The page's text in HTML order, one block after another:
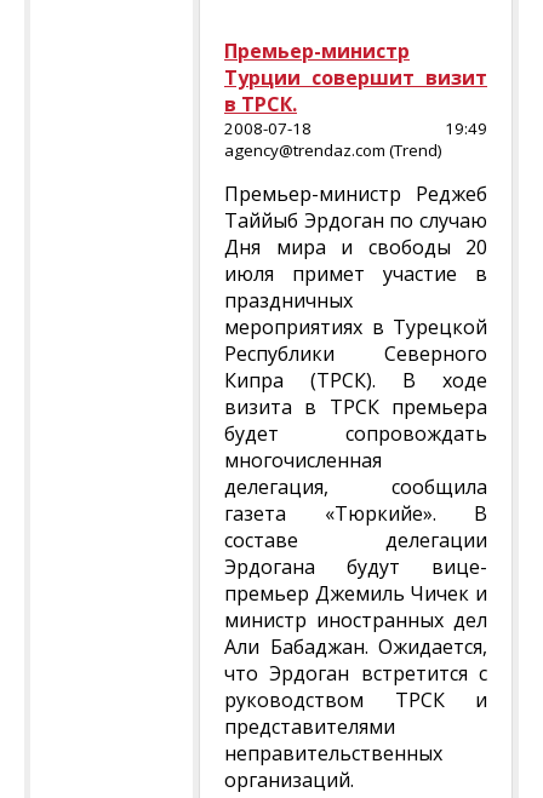
Премьер-министр
Турции совершит визит
в ТРСК.
2008-07-18 19:49
agency@trendaz.com (Trend)
Премьер-министр Реджеб
Таййыб Эрдоган по случаю
Дня мира и свободы 20
июля примет участие в
праздничных
мероприятиях в Турецкой
Республики Северного
Кипра (ТРСК). В ходе
визита в ТРСК премьера
будет сопровождать
многочисленная
делегация, сообщила
газета «Тюркийе». В
составе делегации
Эрдогана будут вице-
премьер Джемиль Чичек и
министр иностранных дел
Али Бабаджан. Ожидается,
что Эрдоган встретится с
руководством ТРСК и
представителями
неправительственных
организаций.